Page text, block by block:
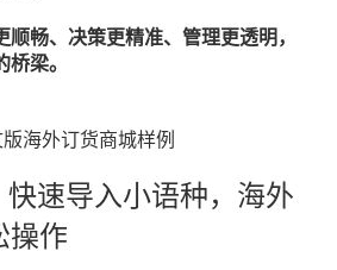
畅、决策更精准、管理更透明，
梁。
海外订货商城样例
速导入小语种，海外
操作